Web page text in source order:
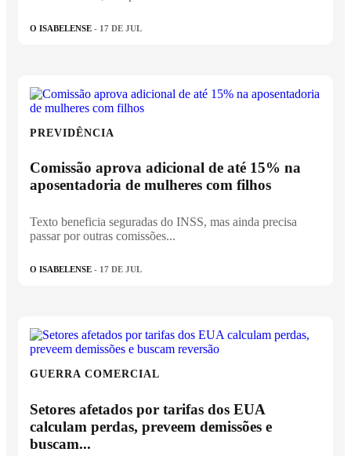
O ISABELENSE - 17 DE JUL
PREVIDÊNCIA
Comissão aprova adicional de até 15% na
aposentadoria de mulheres com filhos
Texto beneficia seguradas do INSS, mas ainda precisa
passar por outras comissões...
O ISABELENSE - 17 DE JUL
GUERRA COMERCIAL
Setores afetados por tarifas dos EUA
calculam perdas, preveem demissões e
buscam...